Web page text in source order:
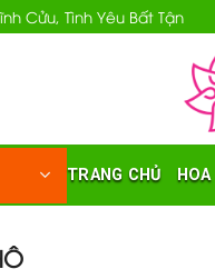
Cửu, Tình Yêu Bất Tận
TRANG CHỦ HOA